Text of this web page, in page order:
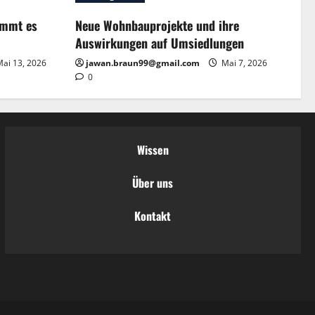
es
13, 2026
Neue Wohnbauprojekte und ihre
Auswirkungen auf Umsiedlungen
jawan.braun99@gmail.com
Mai 7, 2026
0
Wissen
Über uns
Kontakt